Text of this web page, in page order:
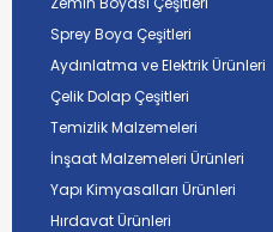
Sprey Boya Çeşitleri
Aydınlatma ve Elektrik Ürünleri
Çelik Dolap Çeşitleri
Temizlik Malzemeleri
İnşaat Malzemeleri Ürünleri
Yapı Kimyasalları Ürünleri
Hırdavat Ürünleri